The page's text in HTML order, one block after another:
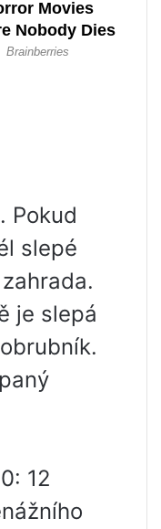
Pokud
slepé
je slepá
12